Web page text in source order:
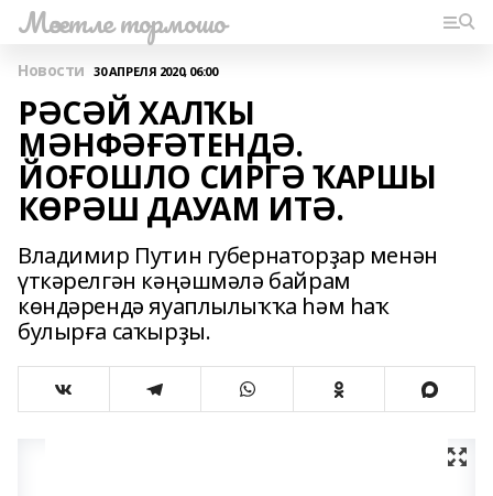
Мәсетле тормошо
Новости 30 АПРЕЛЯ 2020, 06:00
РӘСӘЙ ХАЛҠЫ
МӘНФӘҒӘТЕНДӘ.
ЙОҒОШЛО СИРГӘ ҠАРШЫ
КӨРӘШ ДАУАМ ИТӘ.
Владимир Путин губернаторҙар менән
үткәрелгән кәңәшмәлә байрам
көндәрендә яуаплылыҡҡа һәм һаҡ
булырға саҡырҙы.